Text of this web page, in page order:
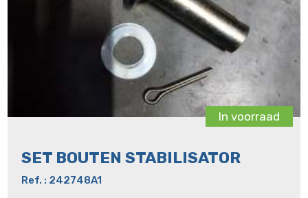
In voorraad
SET BOUTEN STABILISATOR
Ref. : 242748A1